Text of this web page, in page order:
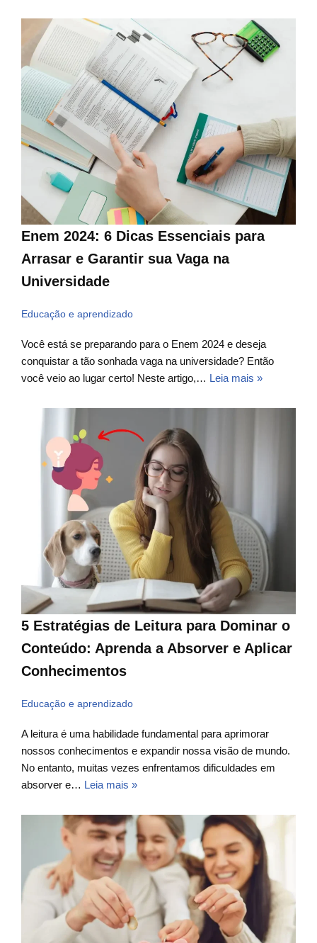
Enem 2024: 6 Dicas Essenciais para
Arrasar e Garantir sua Vaga na
Universidade
Educação e aprendizado
Você está se preparando para o Enem 2024 e deseja
conquistar a tão sonhada vaga na universidade? Então
você veio ao lugar certo! Neste artigo,… Leia mais »
5 Estratégias de Leitura para Dominar o
Conteúdo: Aprenda a Absorver e Aplicar
Conhecimentos
Educação e aprendizado
A leitura é uma habilidade fundamental para aprimorar
nossos conhecimentos e expandir nossa visão de mundo.
No entanto, muitas vezes enfrentamos dificuldades em
absorver e… Leia mais »